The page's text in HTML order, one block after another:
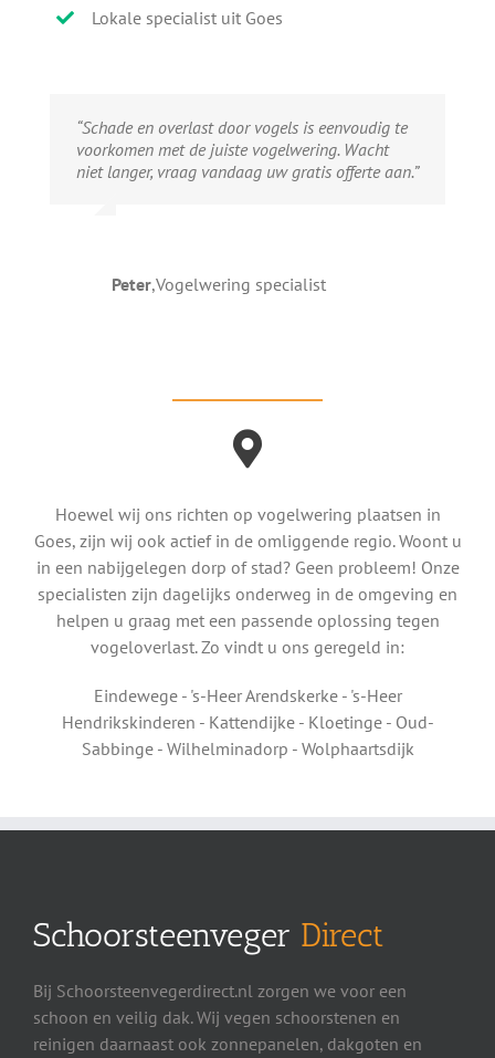
Lokale specialist uit Goes
“Schade en overlast door vogels is eenvoudig te
voorkomen met de juiste vogelwering. Wacht
niet langer, vraag vandaag uw gratis offerte aan.”
Peter,Vogelwering specialist
Hoewel wij ons richten op vogelwering plaatsen in
Goes, zijn wij ook actief in de omliggende regio. Woont u
in een nabijgelegen dorp of stad? Geen probleem! Onze
specialisten zijn dagelijks onderweg in de omgeving en
helpen u graag met een passende oplossing tegen
vogeloverlast. Zo vindt u ons geregeld in:
Eindewege - 's-Heer Arendskerke - 's-Heer
Hendrikskinderen - Kattendijke - Kloetinge - Oud-
Sabbinge - Wilhelminadorp - Wolphaartsdijk
Schoorsteenveger Direct
Bij Schoorsteenvegerdirect.nl zorgen we voor een
schoon en veilig dak. Wij vegen schoorstenen en
reinigen daarnaast ook zonnepanelen, dakgoten en